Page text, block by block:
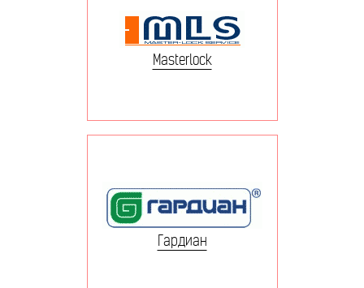
Masterlock
Гардиан